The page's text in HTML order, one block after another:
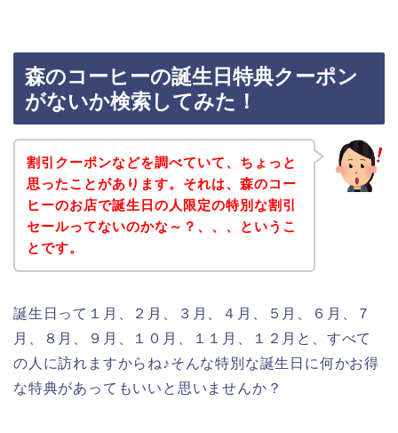
森のコーヒーの誕生日特典クーポン
がないか検索してみた！
割引クーポンなどを調べていて、ちょっと
思ったことがあります。それは、森のコー
ヒーのお店で誕生日の人限定の特別な割引
セールってないのかな～？、、、というこ
とです。
誕生日って１月、２月、３月、４月、５月、６月、７
月、８月、９月、１０月、１１月、１２月と、すべて
の人に訪れますからね♪そんな特別な誕生日に何かお得
な特典があってもいいと思いませんか？